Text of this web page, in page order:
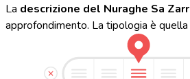
La descrizione del Nuraghe Sa
approfondimento. La tipologia è quella